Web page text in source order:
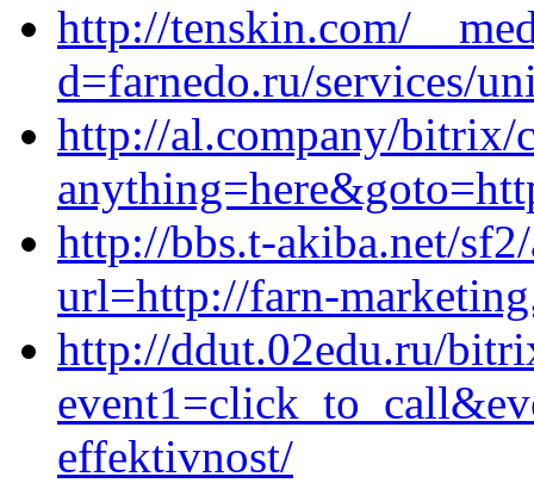
http://tenskin.com/
d=farnedo.ru/services/
http://al.company/bitrix/
http://bbs.t-akiba.net/
url=http://farn-
http://ddut.02edu.ru/
effektivnost/